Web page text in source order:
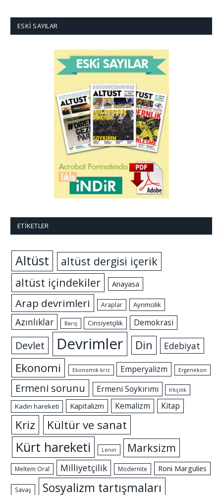
ESKI SAYILAR
ETIKETLER
Altüst
altüst dergisi içerik
altüst içindekiler
Anayasa
Arap devrimleri Araplar Ayrımcılık
Azınlıklar Barış Cinsiyetçilik Demokrasi
Devlet Devrimler Din Edebiyat
Ekonomi Ekonomik kriz Emperyalizm Ergenekon
Ermeni sorunu Ermeni Soykırımı Irkçılık
Kadın hareketi Kapitalizm Kemalizm Kitap
Kriz Kültür ve sanat
Kürt hareketi Lenin Marksizm
Meltem Oral Milliyetçilik Modernite Roni Margulies
Savaş Sosyalizm tartışmaları